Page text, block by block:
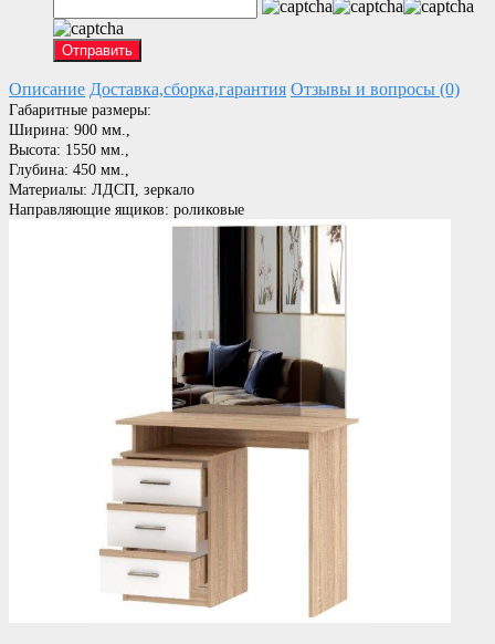
Отправить
Описание Доставка,сборка,гарантия Отзывы и вопросы (0)
Габаритные размеры:
Ширина: 900 мм.,
Высота: 1550 мм.,
Глубина: 450 мм.,
Материалы: ЛДСП, зеркало
Направляющие ящиков: роликовые